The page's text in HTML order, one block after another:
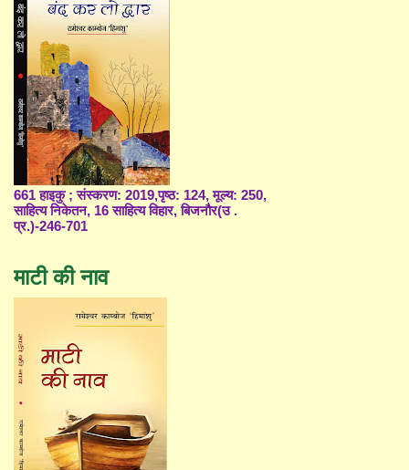
661 हाइकु ; संस्करण: 2019,पृष्ठ: 124, मूल्य: 250,
साहित्य निकेतन, 16 साहित्य विहार, बिजनौर(उ .
प्र.)-246-701
माटी की नाव